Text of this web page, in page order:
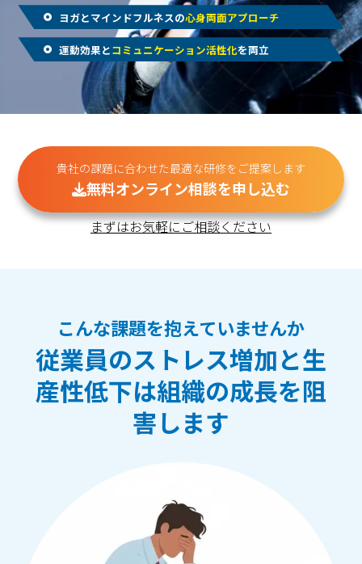
ヨガとマインドフルネスの心身両面アプローチ
運動効果とコミュニケーション活性化を両立
貴社の課題に合わせた最適な研修をご提案します
無料オンライン相談を申し込む
まずはお気軽にご相談ください
こんな課題を抱えていませんか
従業員のストレス増加と生
産性低下は組織の成長を阻
害します